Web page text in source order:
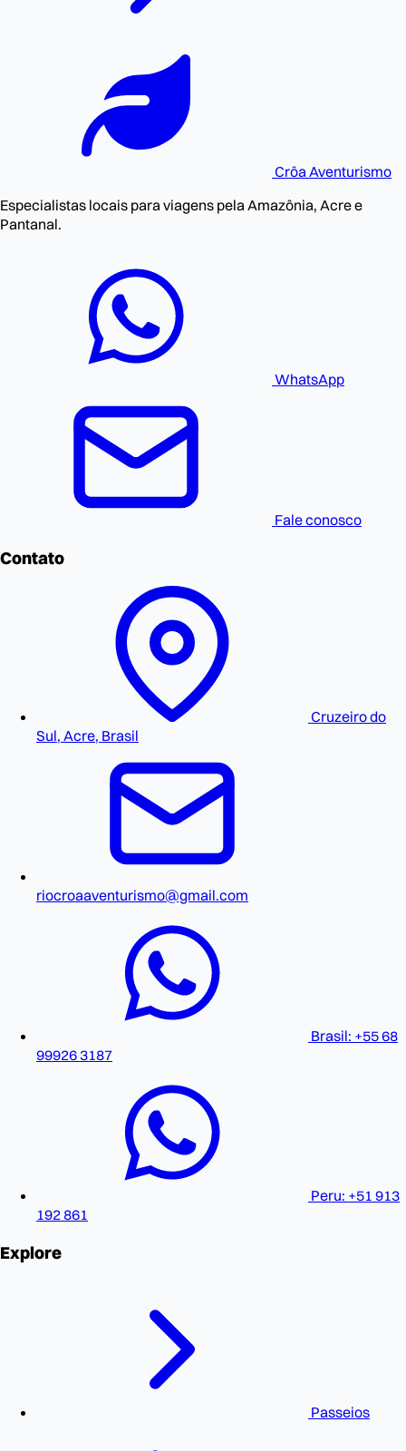
CrôaAventurismo
Especialistas locais para viagens pela Amazônia, Acre e
Pantanal.
WhatsApp
Fale conosco
Contato
Cruzeiro do
Sul, Acre, Brasil
riocroaaventurismo@gmail.com
Brasil: +55 68
99926 3187
Peru: +51 913
192 861
Explore
Passeios